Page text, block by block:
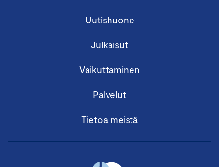
Uutishuone
Julkaisut
Vaikuttaminen
Palvelut
Tietoa meistä